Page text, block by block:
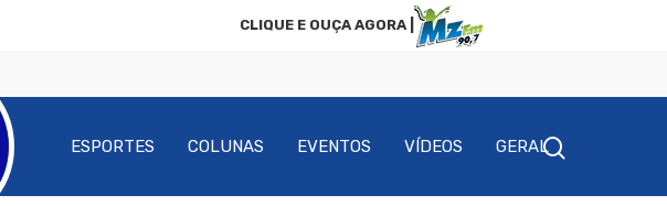
CLIQUE E OUÇA AGORA |
ESPORTES COLUNAS EVENTOS VÍDEOS GERAL